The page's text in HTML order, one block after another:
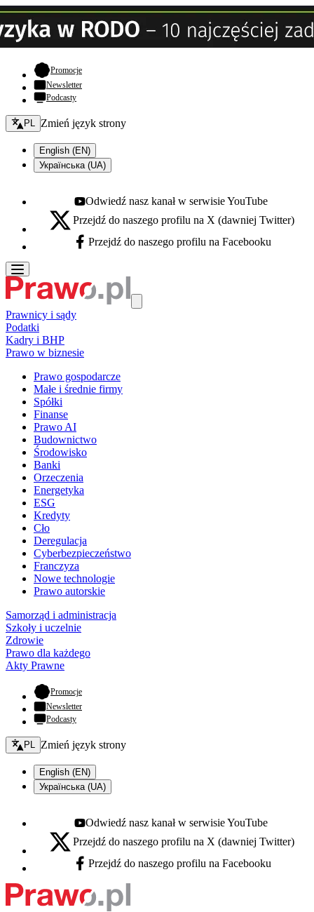
Promocje- otwiera się w nowej karcie
Newsletter
Podcasty
Zmień język - bieżący:
PL Zmień język strony
English (EN)
Українська (UA)
Youtube - otwiera się w nowej karcie
Odwiedź nasz kanał w serwisie YouTube
X - otwiera się w nowej karcie
Przejdź do naszego profilu na X (dawniej Twitter)
Facebook - otwiera się w nowej karcie
Przejdź do naszego profilu na Facebooku
Prawnicy i sądy
Podatki
Kadry i BHP
Prawo w biznesie
Prawo gospodarcze
Małe i średnie firmy
Spółki
Finanse
Prawo AI
Budownictwo
Środowisko
Banki
Orzeczenia
Energetyka
ESG
Kredyty
Cło
Deregulacja
Cyberbezpieczeństwo
Franczyza
Nowe technologie
Prawo autorskie
Samorząd i administracja
Szkoły i uczelnie
Zdrowie
Prawo dla każdego
Akty Prawne
Promocje- otwiera się w nowej karcie
Newsletter
Podcasty
Zmień język - bieżący:
PL Zmień język strony
English (EN)
Українська (UA)
Youtube - otwiera się w nowej karcie
Odwiedź nasz kanał w serwisie YouTube
X - otwiera się w nowej karcie
Przejdź do naszego profilu na X (dawniej Twitter)
Facebook - otwiera się w nowej karcie
Przejdź do naszego profilu na Facebooku